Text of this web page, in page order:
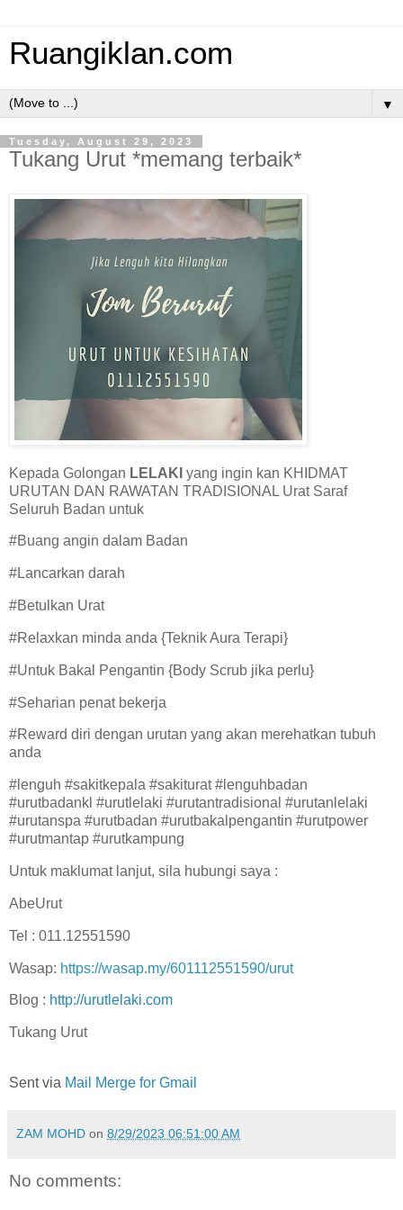
Ruangiklan.com
▼
Tuesday, August 29, 2023
Tukang Urut *memang terbaik*
Kepada Golongan LELAKI yang ingin kan KHIDMAT
URUTAN DAN RAWATAN TRADISIONAL Urat Saraf
Seluruh Badan untuk
#Buang angin dalam Badan
#Lancarkan darah
#Betulkan Urat
#Relaxkan minda anda {Teknik Aura Terapi}
#Untuk Bakal Pengantin {Body Scrub jika perlu}
#Seharian penat bekerja
#Reward diri dengan urutan yang akan merehatkan tubuh
anda
#lenguh #sakitkepala #sakiturat #lenguhbadan
#urutbadankl #urutlelaki #urutantradisional #urutanlelaki
#urutanspa #urutbadan #urutbakalpengantin #urutpower
#urutmantap #urutkampung
Untuk maklumat lanjut, sila hubungi saya :
AbeUrut
Tel : 011.12551590
Wasap: https://wasap.my/601112551590/urut
Blog : http://urutlelaki.com
Tukang Urut
Sent via Mail Merge for Gmail
ZAM MOHD on 8/29/2023 06:51:00 AM
No comments: